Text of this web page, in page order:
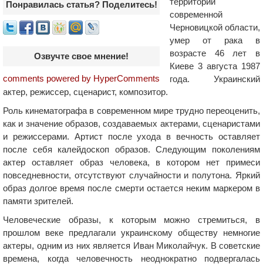
Понравилась статья? Поделитесь!
Озвучте свое мнение!
comments powered by HyperComments
современной
Черновицкой области,
умер от рака в
возрасте 46 лет в
Киеве 3 августа 1987
года. Украинский
актер, режиссер, сценарист, композитор.
Роль кинематографа в современном мире трудно переоценить,
как и значение образов, создаваемых актерами, сценаристами
и режиссерами. Артист после ухода в вечность оставляет
после себя калейдоскоп образов. Следующим поколениям
актер оставляет образ человека, в котором нет примеси
повседневности, отсутствуют случайности и полутона. Яркий
образ долгое время после смерти остается неким маркером в
памяти зрителей.
Человеческие образы, к которым можно стремиться, в
прошлом веке предлагали украинскому обществу немногие
актеры, одним из них является Иван Миколайчук. В советские
времена, когда человечность неоднократно подвергалась